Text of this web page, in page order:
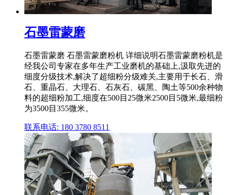
石墨雷蒙磨
石墨雷蒙磨 石墨雷蒙磨粉机 详细说明石墨雷蒙磨粉机是
经我公司专家在多年生产工业磨机的基础上,汲取先进的
细度分级技术,解决了超细粉分级难关,主要用于长石、滑
石、重晶石、大理石、石灰石、碳黑、陶土等500余种物
料的超细粉加工,细度在500目25微米2500目5微米,最细粉
为3500目355微米。
联系电话: 180 3780 8511